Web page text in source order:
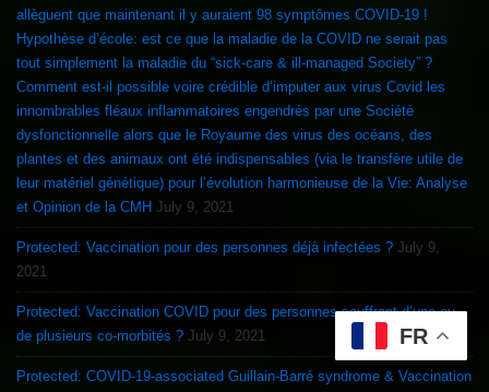
allèguent que maintenant il y auraient 98 symptômes COVID-19 !
Hypothèse d’école: est ce que la maladie de la COVID ne serait pas
tout simplement la maladie du “sick-care & ill-managed Society” ?
Comment est-il possible voire crédible d’imputer aux virus Covid les
innombrables fléaux inflammatoires engendrés par une Société
dysfonctionnelle alors que le Royaume des virus des océans, des
plantes et des animaux ont été indispensables (via le transfère utile de
leur matériel génétique) pour l’évolution harmonieuse de la Vie: Analyse
et Opinion de la CMH July 9, 2021
Protected: Vaccination pour des personnes déjà infectées ? July 9,
2021
Protected: Vaccination COVID pour des personnes souffrant d’une ou
de plusieurs co-morbités ? July 9, 2021
Protected: COVID-19-associated Guillain-Barré syndrome & Vaccination
FR